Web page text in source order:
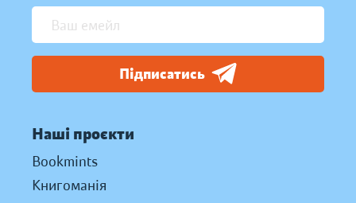
Підписатись
Наші проєкти
Bookmints
Книгоманія